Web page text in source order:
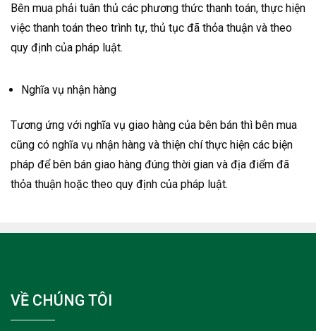
Bên mua phải tuân thủ các phương thức thanh toán, thực hiện
việc thanh toán theo trình tự, thủ tục đã thỏa thuận và theo
quy định của pháp luật.
Nghĩa vụ nhận hàng
Tương ứng với nghĩa vụ giao hàng của bên bán thì bên mua
cũng có nghĩa vụ nhận hàng và thiện chí thực hiện các biện
pháp để bên bán giao hàng đúng thời gian và địa điểm đã
thỏa thuận hoặc theo quy định của pháp luật.
VỀ CHÚNG TÔI